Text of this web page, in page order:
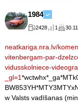
1984
2428 1
neatkariga.nra.lv/
vitenbergam-par-
vidusskolniece-
_gl=1
w Valsts vadīšanas